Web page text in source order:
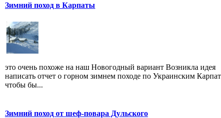
Зимний поход в Карпаты
это очень похоже на наш Новогодный вариант Возникла идея
написать отчет о горном зимнем походе по Украинским
чтобы бы...
Зимний поход от шеф-повара Дульского